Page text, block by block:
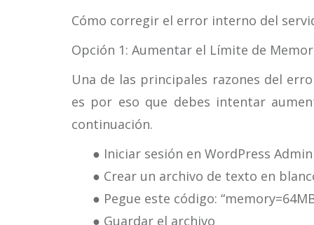
Cómo corregir el error interno del
Opción 1: Aumentar el Límite de
Una de las principales razones del
es por eso que debes intentar
continuación.
● Iniciar sesión en WordPress Admin
● Crear un archivo de texto en
● Pegue este código:
● Guardar el archivo